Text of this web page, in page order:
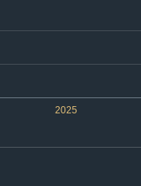
2025